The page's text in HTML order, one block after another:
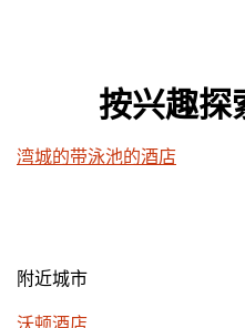
按兴趣探
湾城的带泳池的酒店
附近城市
沃顿酒店